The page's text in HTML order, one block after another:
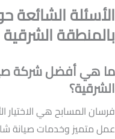
الأسئلة
بالمنطقة الشرقية
ما هي أفضل شركة
الشرقية؟
فرسان المسابح هي الاختيار
عمل متميز وخدمات صيانة